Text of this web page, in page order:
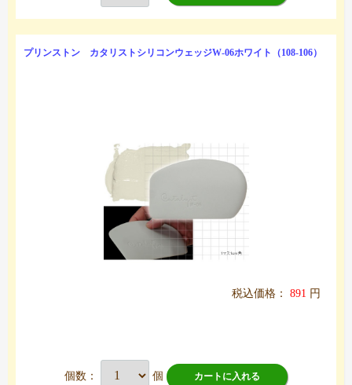
プリンストン カタリストシリコンウェッジW-06ホワイト（108-106）
税込価格： 891 円
個数： 個 カートに入れる